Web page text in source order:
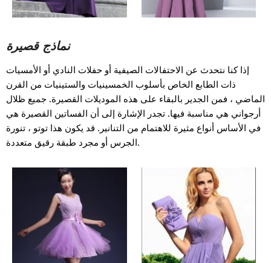
نماذج قصيرة
إذا كنا نتحدث عن الاحتفالات الصيفية أو حفلات النادي أو الأمسيات
ذات الطابع الخاص بأسلوب الخمسينيات والستينيات من القرن
الماضي ، فمن الجدير بالبقاء على هذه الموديلات القصيرة. جميع ظلال
أرجواني هي مناسبة فيها. تجدر الإشارة إلى أن الفساتين القصيرة هي
في الأساس أنواع مثيرة للاهتمام من التنانير. قد يكون هذا توتو ، تنورة
الجرس أو مجرد طبقة رقيق متعددة.